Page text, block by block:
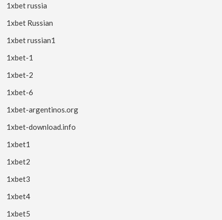
1xbet russia
1xbet Russian
1xbet russian1
1xbet-1
1xbet-2
1xbet-6
1xbet-argentinos.org
1xbet-download.info
1xbet1
1xbet2
1xbet3
1xbet4
1xbet5